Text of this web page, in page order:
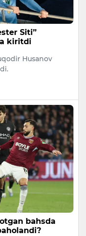
Siti”
kiritdi
Husanov
bahsda